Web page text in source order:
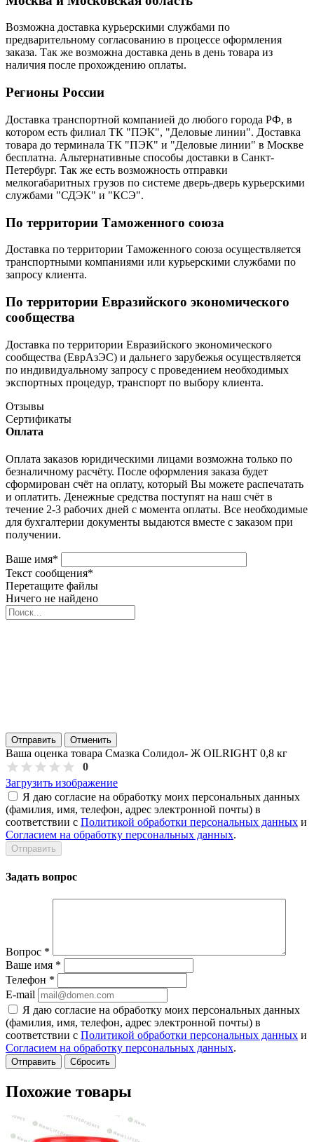
Возможна доставка курьерскими службами по
предварительному согласованию в процессе оформления
заказа. Так же возможна доставка день в день товара из
наличия после прохождению оплаты.
Регионы России
Доставка транспортной компанией до любого города РФ, в
котором есть филиал ТК "ПЭК", "Деловые линии". Доставка
товара до терминала ТК "ПЭК" и "Деловые линии" в Москве
бесплатна. Альтернативные способы доставки в Санкт-
Петербург. Так же есть возможность отправки
мелкогабаритных грузов по системе дверь-дверь курьерскими
службами "СДЭК" и "КСЭ".
По территории Таможенного союза
Доставка по территории Таможенного союза осуществляется
транспортными компаниями или курьерскими службами по
запросу клиента.
По территории Евразийского экономического
сообщества
Доставка по территории Евразийского экономического
сообщества (ЕврАзЭС) и дальнего зарубежья осуществляется
по индивидуальному запросу с проведением необходимых
экспортных процедур, транспорт по выбору клиента.
Отзывы
Сертификаты
Оплата
Оплата заказов юридическими лицами возможна только по
безналичному расчёту. После оформления заказа будет
сформирован счёт на оплату, который Вы можете распечатать
и оплатить. Денежные средства поступят на наш счёт в
течение 2-3 рабочих дней с момента оплаты. Все необходимые
для бухгалтерии документы выдаются вместе с заказом при
получении.
Ваше имя*
Текст сообщения*
Перетащите файлы
Ничего не найдено
Отправить Отменить
Ваша оценка товара Смазка Солидол- Ж OILRIGHT 0,8 кг
0
Загрузить изображение
Я даю согласие на обработку моих персональных данных
(фамилия, имя, телефон, адрес электронной почты) в
соответствии с Политикой обработки персональных данных и
Согласием на обработку персональных данных.
Задать вопрос
Вопрос *
Ваше имя *
Телефон *
E-mail
Я даю согласие на обработку моих персональных данных
(фамилия, имя, телефон, адрес электронной почты) в
соответствии с Политикой обработки персональных данных и
Согласием на обработку персональных данных.
Сбросить
Похожие товары